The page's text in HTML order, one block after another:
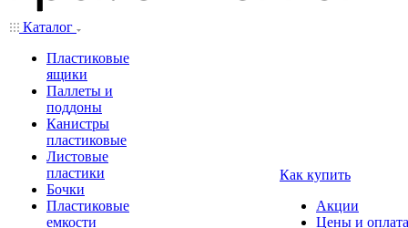
Каталог
Пластиковые
ящики
Паллеты и
поддоны
Канистры
пластиковые
Листовые
пластики
Бочки
Пластиковые
емкости
Как купить
Акции
Цены и оплата